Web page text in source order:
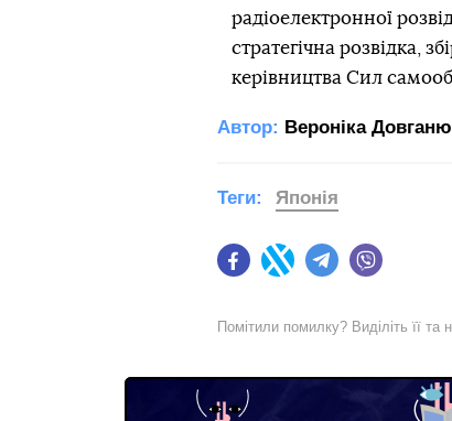
радіоелектронної
стратегічна розвідка,
керівництва Сил
Автор: Вероніка
FacebookTwitter Telegram
Теги: Японія
Помітили помилку? Виділіть її та